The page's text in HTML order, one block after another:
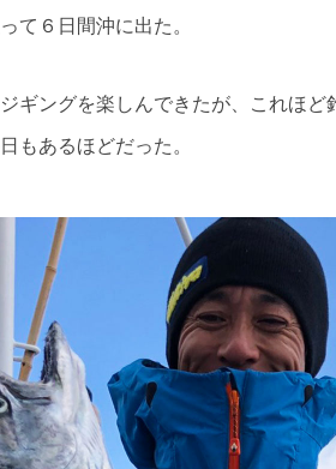
て６日間沖に出た。
ギングを楽しんできたが、これほ
もあるほどだった。